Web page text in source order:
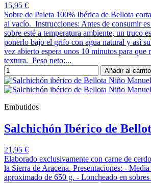
15,95 €
Sobre de Paleta 100% Ibérica de Bellota
al vacío. Instrucciones: Antes de consumir
sobre esté a temperatura ambiente, un truco
ponerlo bajo el grifo con agua natural y así
vez abierto espera unos 10 minutos para que
textura. Peso neto:...
Añadir al carrito
Embutidos
Salchichón Ibérico de
21,95 €
Elaborado exclusivamente con carne de
la Sierra de Aracena. Presentaciones: -
aproximado de 650 g. - Loncheado en